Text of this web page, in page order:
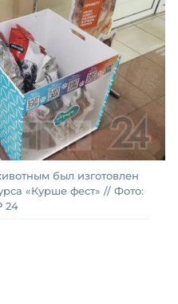
был изготовлен
«Курше фест» // Фото:
24